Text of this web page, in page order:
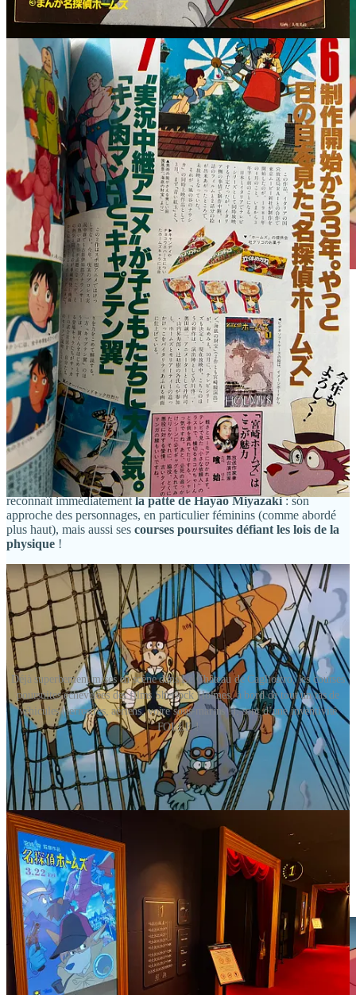
Laputa, connu en France sous le nom : Le Château
dans le ciel, est le troisième long-métrage de Hayao
Miyazaki, et la première production officielle du studio
Ghibli, créé en 1985.
Ce sont donc ces deux films Sherlock Holmes, diffusés en 84 et
86 au Japon, que j’ai eu la chance de voir l’un à la suite de
l’autre début avril au Grand Cinema Sunshine de Ikebukuro !
Deux films en un, sortis l’espace de deux petites semainesdans tout
de même 140 salles au Japon , à l’occasion du40ème anniversaire
de la diffusion du premier film. Et quel choc franchement… On
reconnaît immédiatementla patte de Hayao Miyazaki: son
approche des personnages, en particulier féminins (comme abordé
plus haut), mais aussi ses courses poursuites défiant les lois de la
physique !
Déjà superbement mises en scène dans Le Château de Cagliostro, les courses
poursuites échevelées des films Sherlock Holmes, à bord de tout un tas de
véhicules (terrestres, aériens, voire sous-marins !), sont d’une inventivité
FOLLE !
On retrouve aussi l’amour absolu du réalisateur pour les
machines volantes, avec une place prépondérante accordée aux
avions, mais aussi à des créations pour le moins originales (et un
riensteampunk
) !
Le premier film débute ainsi sur les chapeaux de roue avec
l’apparition d’unptérodactyle volant
qui vient créer la panique
dans les rues londoniennes ! Sherlock comprend vite qu’il s’agit en
fait d’une machine pilotée par les sbires du professeur Moriarty, qui
profite de la confusion pour aller voler le fameux rubis bleu qui
donne son nom à l’épisode.